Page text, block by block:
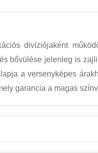
divíziójaként
bővülése jelenleg is
a versenyképes
garancia a magas